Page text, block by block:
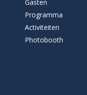
Gasten
Programma
Activiteiten
Photobooth